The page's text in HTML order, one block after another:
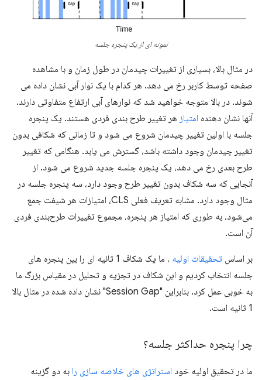
نمونه ای از یک پنجره جلسه
در مثال بالا، بسیاری از تغییرات چیدمان در طول زمان و با مشاهده
صفحه توسط کاربر رخ می دهد. هر کدام با یک نوار آبی نشان داده می
شوند. در بالا متوجه خواهید شد که نوارهای آبی ارتفاع متفاوتی دارند.
آنها نشان دهنده امتیاز هر تغییر طرح بندی فردی هستند. یک پنجره
جلسه با اولین تغییر چیدمان شروع می شود و تا زمانی که شکافی بدون
تغییر چیدمان وجود داشته باشد، گسترش می یابد. هنگامی که تغییر
طرح بعدی رخ می دهد، یک پنجره جلسه جدید شروع می شود. از
آنجایی که سه شکاف بدون تغییر طرح وجود دارد، سه پنجره جلسه در
مثال وجود دارد. مشابه تعریف فعلی CLS، امتیازات هر شیفت جمع
می‌شود، به طوری که امتیاز هر پنجره، مجموع تغییرات طرح‌بندی فردی
آن است.
بر اساس تحقیقات اولیه
، ما یک شکاف 1 ثانیه ای را بین پنجره های
جلسه انتخاب کردیم و این شکاف در تجزیه و تحلیل در مقیاس بزرگ ما
به خوبی عمل کرد. بنابراین "Session Gap" نشان داده شده در مثال بالا
1 ثانیه است.
چرا پنجره حداکثر جلسه؟
ما در تحقیق اولیه خود استراتژی های خلاصه سازی را به دو گزینه